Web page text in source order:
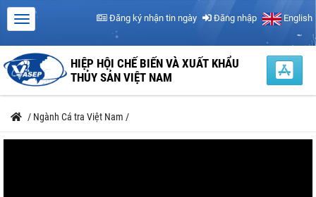
Đăng ký nhận tin ngày Đăng nhập English
HIỆP HỘI CHẾ BIẾN VÀ XUẤT KHẨU
THỦY SẢN VIỆT NAM
/ Ngành Cá tra Việt Nam /